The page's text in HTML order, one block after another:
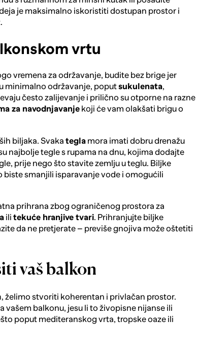
je maksimalno iskoristiti dostupan prostor i
.
vrtu
vremena za održavanje, budite bez brige jer
minimalno održavanje, poputsukulenata,
često zalijevanje i prilično su otporne na razne
za navodnjavanje koji će vam olakšati brigu o
biljaka. Svaka tegla mora imati dobru drenažu
najbolje tegle s rupama na dnu, kojima dodajte
prije nego što stavite zemlju u teglu. Biljke
smanjili isparavanje vode i omogućili
prihrana zbog ograničenog prostora za
ili tekuće hranjive tvari. Prihranjujte biljke
da ne pretjerate – previše gnojiva može oštetiti
vaš balkon
želimo stvoriti koherentan i privlačan prostor.
balkonu, jesu li to živopisne nijanse ili
poput mediteranskog vrta, tropske oaze ili